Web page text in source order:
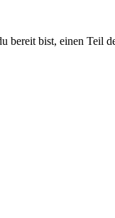
bereit bist, einen Teil